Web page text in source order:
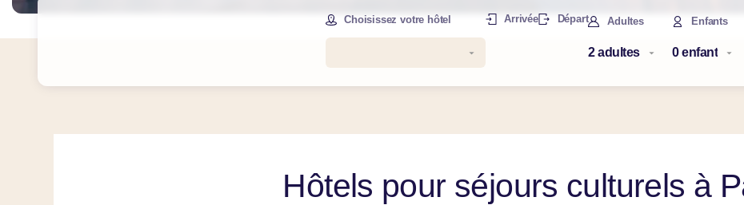
Choisissez votre hôtel Arrivée Départ Adultes Enfants
Hôtels pour séjours culturels à